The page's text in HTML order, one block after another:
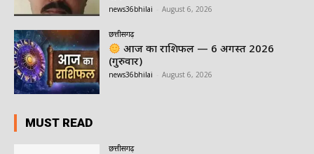
news36bhilai August 6, 2026
छत्तीसगढ़
आज का राशिफल — 6 अगस्त 2026
(गुरुवार)
news36bhilai August 6, 2026
MUST READ
छत्तीसगढ़